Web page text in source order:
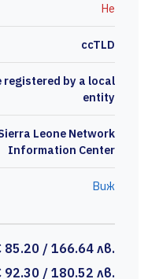
Не
ccTLD
registered by a local
entity
Leone Network
Information Center
Виж
85.20 / 166.64 лв.
92.30 / 180.52 лв.